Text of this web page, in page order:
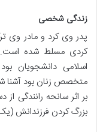
زندگی شخصی
پدر وی کرد و مادر وی
کردی مسلط شده است.
اسلامی دانشجویان
بر اثر سانحه رانندگی
بزرگ کردن فرزندانش